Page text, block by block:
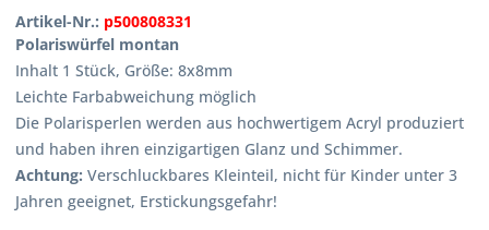
Artikel-Nr.: p500808331
Polariswürfel montan
Inhalt 1 Stück, Größe: 8x8mm
Leichte Farbabweichung möglich
Die Polarisperlen werden aus hochwertigem Acryl produziert
und haben ihren einzigartigen Glanz und Schimmer.
Achtung: Verschluckbares Kleinteil, nicht für Kinder unter 3
Jahren geeignet, Erstickungsgefahr!